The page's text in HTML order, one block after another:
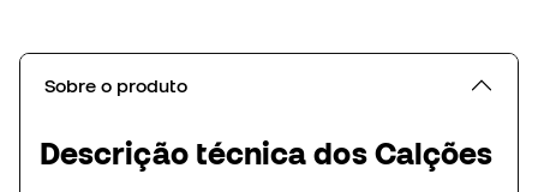
Sobre o produto
Descrição técnica dos Calções